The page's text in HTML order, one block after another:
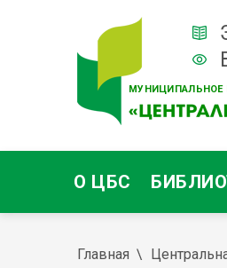
МУНИЦИПАЛЬНОЕ
О ЦБС
Главная